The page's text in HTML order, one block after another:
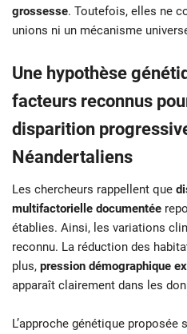
grossesse. Toutefois, elles ne
unions ni un mécanisme
Une hypothèse
facteurs reconnus
disparition
Néandertaliens
Les chercheurs rappellent que
multifactorielle documentée
établies. Ainsi, les variations
reconnu. La réduction des
plus, pression démographique
apparaît clairement dans les
L’approche génétique proposée